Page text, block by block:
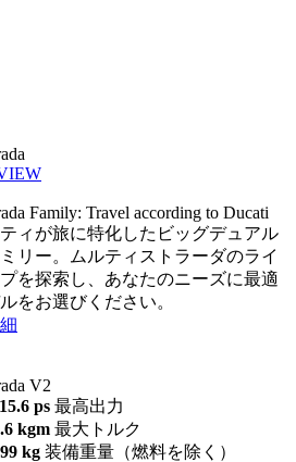
Family: Travel according to Ducati
ティが旅に特化したビッグデュアル
リー。ムルティストラーダのライ
を探索し、あなたのニーズに最適
をお選びください。
V2
ps 最高出力
kgm 最大トルク
kg 装備重量（燃料を除く）